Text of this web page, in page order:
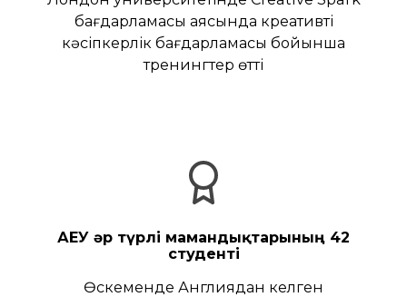
бағдарламасы аясында креативті
кәсіпкерлік бағдарламасы бойынша
тренингтер өтті
ҚАЕУ әр түрлі мамандықтарының 42
студенті
Өскеменде Англиядан келген